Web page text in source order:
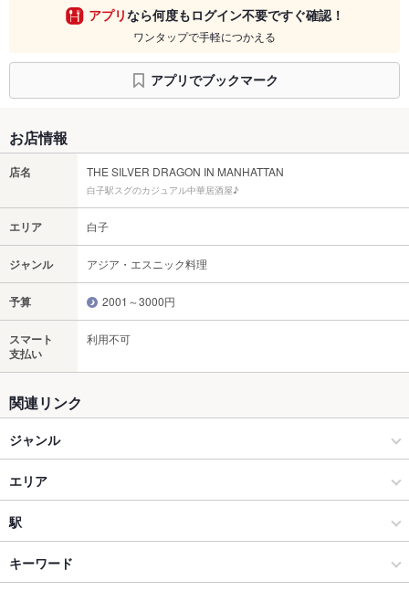
アプリなら何度もログイン不要ですぐ確認！
ワンタップで手軽につかえる
アプリでブックマーク
お店情報
店名 THE SILVER DRAGON IN MANHATTAN
白子駅スグのカジュアル中華居酒屋♪
エリア 白子
ジャンル アジア・エスニック料理
予算 2001～3000円
スマート
支払い
利用不可
関連リンク
ジャンル
アジア・エスニック料理
アジア・エスニック料理全般
鈴鹿 × アジア・エスニック料理
エリア
白子
白子 × アジア・エスニック料理
駅
白子駅
キーワード